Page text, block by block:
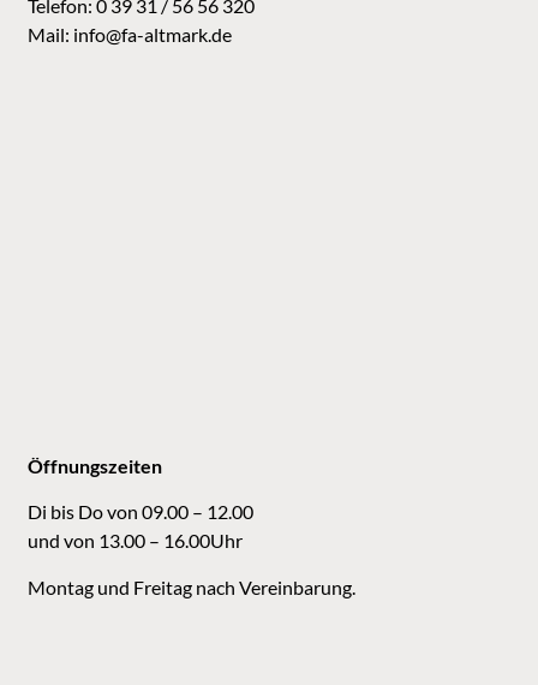
Öffnungszeiten
Di bis Do von 09.00 – 12.00
und von 13.00 – 16.00Uhr
Montag und Freitag nach Vereinbarung.
Telefon: 0 39 31 / 56 56 320
Mail: info@fa-altmark.de